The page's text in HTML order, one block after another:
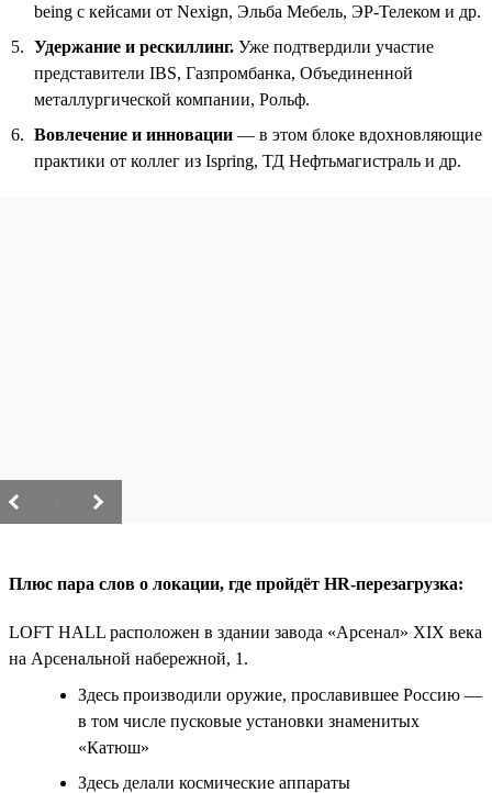
being с кейсами от Nexign, Эльба Мебель, ЭР-Телеком и др.
Удержание и рескиллинг. Уже подтвердили участие
представители IBS, Газпромбанка, Объединенной
металлургической компании, Рольф.
Вовлечение и инновации — в этом блоке вдохновляющие
практики от коллег из Ispring, ТД Нефтьмагистраль и др.
Плюс пара слов о локации, где пройдёт HR-перезагрузка:
LOFT HALL расположен в здании завода «Арсенал» XIX века
на Арсенальной набережной, 1.
Здесь производили оружие, прославившее Россию —
в том числе пусковые установки знаменитых
«Катюш»
Здесь делали космические аппараты